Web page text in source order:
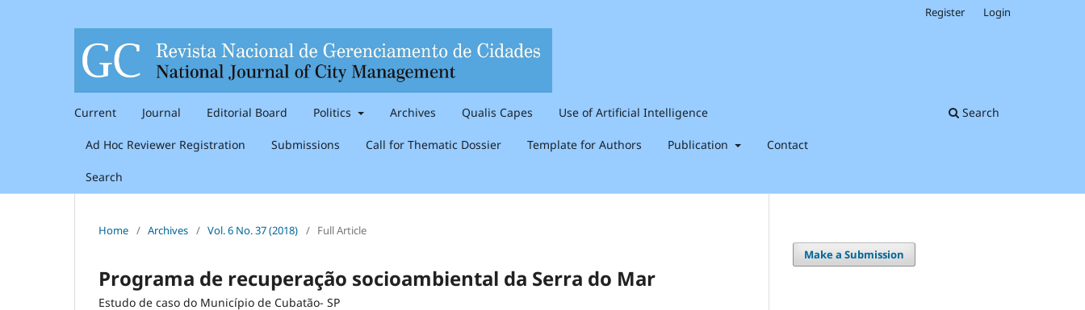
Current Journal Editorial Board Politics Archives Qualis Capes Use of Artificial Intelligence
Ad Hoc Reviewer Registration Submissions Call for Thematic Dossier Template for Authors Publication Contact
Search
Search
Register Login
Home / Archives / Vol. 6 No. 37 (2018) / Full Article
Programa de recuperação socioambiental da Serra do Mar
Estudo de caso do Município de Cubatão- SP
Make a Submission